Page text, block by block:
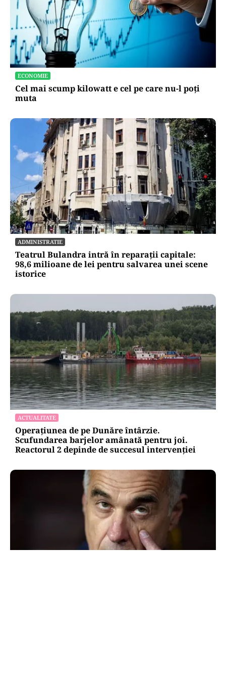
ECONOMIE
Cel mai scump kilowatt e cel pe care nu-l poți
muta
ADMINISTRATIE
Teatrul Bulandra intră în reparații capitale:
98,6 milioane de lei pentru salvarea unei scene
istorice
ACTUALITATE
Operațiunea de pe Dunăre întârzie.
Scufundarea barjelor amânată pentru joi.
Reactorul 2 depinde de succesul intervenției